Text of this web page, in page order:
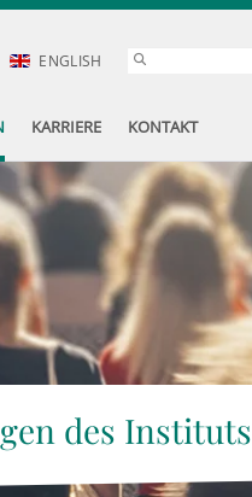
ENGLISH
KARRIERE KONTAKT
des Instituts